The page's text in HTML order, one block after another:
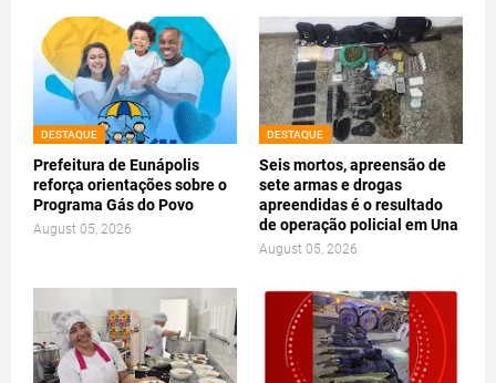
DESTAQUE
Prefeitura de Eunápolis
reforça orientações sobre o
Programa Gás do Povo
August 05, 2026
DESTAQUE
Seis mortos, apreensão de
sete armas e drogas
apreendidas é o resultado
de operação policial em Una
August 05, 2026